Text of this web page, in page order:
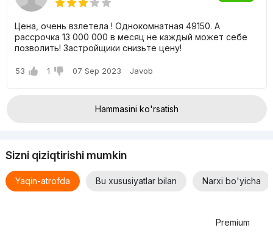
Цена, очень взлетела ! Однокомнатная 49150. А
рассрочка 13 000 000 в месяц не каждый может себе
позволить! Застройщики снизьте цену!
53 1 07 Sep 2023 Javob
Hammasini ko'rsatish
Sizni qiziqtirishi mumkin
Yaqin-atrofda Bu xususiyatlar bilan Narxi bo'yicha
Premium